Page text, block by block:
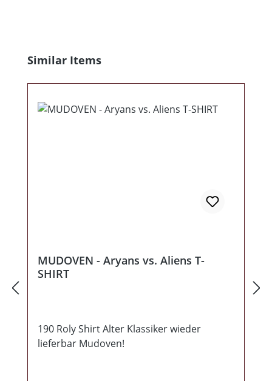
Produktgalerie überspringen
Similar Items
MUDOVEN - Aryans vs. Aliens T-
SHIRT
190 Roly Shirt Alter Klassiker wieder
lieferbar Mudoven!